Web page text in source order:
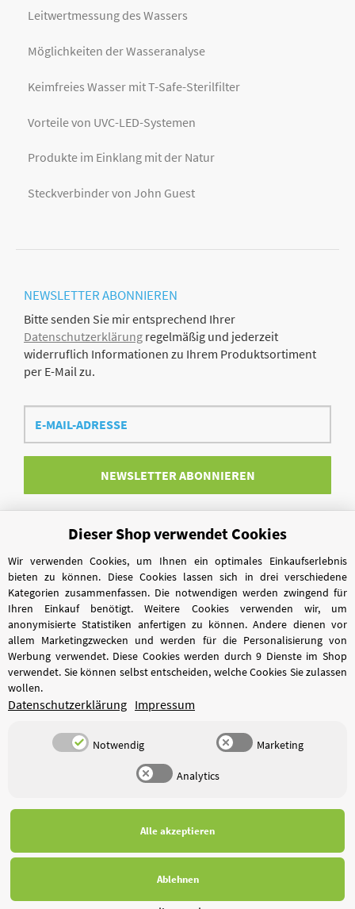
Leitwertmessung des Wassers
Möglichkeiten der Wasseranalyse
Keimfreies Wasser mit T-Safe-Sterilfilter
Vorteile von UVC-LED-Systemen
Produkte im Einklang mit der Natur
Steckverbinder von John Guest
NEWSLETTERABONNIEREN
Bitte senden Sie mir entsprechend Ihrer
Datenschutzerklärung regelmäßig und jederzeit
widerruflich Informationen zu Ihrem Produktsortiment
per E-Mail zu.
E-
Mail-
Adresse
NEWSLETTER ABONNIEREN
Vertrag widerrufen
*Alle Preise inkl. gesetzlicher USt., zzgl.Versand
Dieser Shop verwendet Cookies
Wir verwenden Cookies, um Ihnen ein optimales Einkaufserlebnis
bieten zu können. Diese Cookies lassen sich in drei verschiedene
Kategorien zusammenfassen. Die notwendigen werden zwingend für
Ihren Einkauf benötigt. Weitere Cookies verwenden wir, um
anonymisierte Statistiken anfertigen zu können. Andere dienen vor
allem Marketingzwecken und werden für die Personalisierung von
Werbung verwendet. Diese Cookies werden durch 9 Dienste im Shop
verwendet. Sie können selbst entscheiden, welche Cookies Sie zulassen
wollen.
Datenschutzerklärung Impressum
Notwendig Marketing
Analytics
Alle akzeptieren
Ablehnen